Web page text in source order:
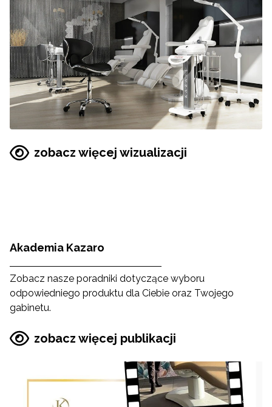
zobacz więcej wizualizacji
Akademia Kazaro
Zobacz nasze poradniki dotyczące wyboru
odpowiedniego produktu dla Ciebie oraz Twojego
gabinetu.
zobacz więcej publikacji